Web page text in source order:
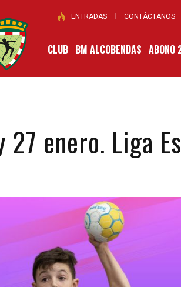
ENTRADAS CONTÁCTANOS
CLUB BM ALCOBENDAS
27 enero. Liga